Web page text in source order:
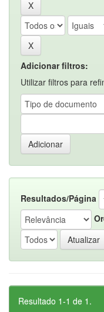
Adicionar filtros:
Utilizar filtros para
Resultados/Página
Resultado 1-1 de 1.